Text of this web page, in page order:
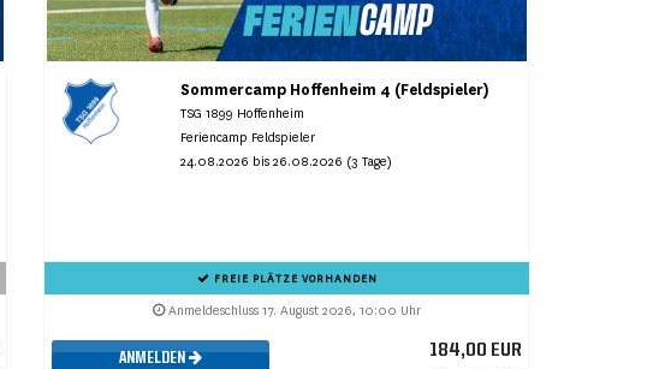
Sommercamp Hoffenheim 4 (Feldspieler)
TSG 1899 Hoffenheim
Feriencamp Feldspieler
24.08.2026 bis 26.08.2026 (3 Tage)
FREIE PLÄTZE VORHANDEN
Anmeldeschluss 17. August 2026, 10:00 Uhr
ANMELDEN 184,00 EUR